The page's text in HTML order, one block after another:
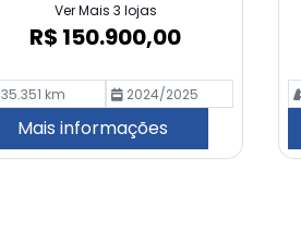
Ver Mais 3 lojas
R$ 150.900,00
35.351 km 2024/2025
Mais informações